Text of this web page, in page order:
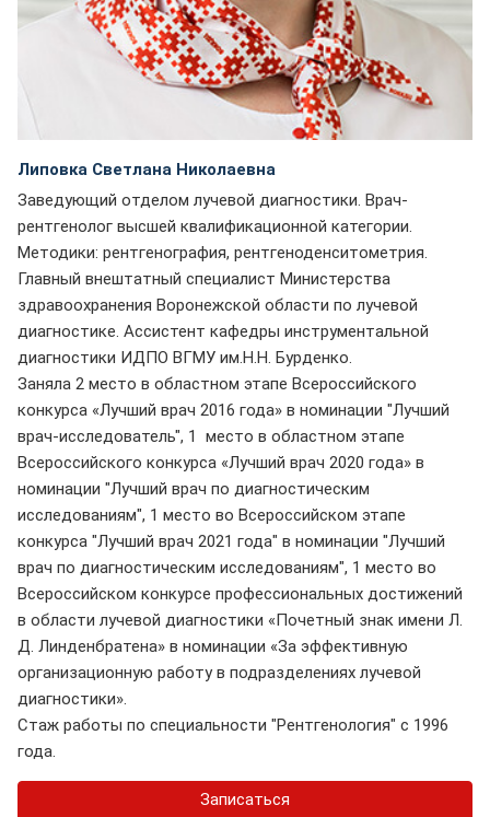
Липовка Светлана Николаевна
Заведующий отделом лучевой диагностики. Врач-
рентгенолог высшей квалификационной категории.
Методики: рентгенография, рентгеноденситометрия.
Главный внештатный специалист Министерства
здравоохранения Воронежской области по лучевой
диагностике. Ассистент кафедры инструментальной
диагностики ИДПО ВГМУ им.Н.Н. Бурденко.
Заняла 2 место в областном этапе Всероссийского
конкурса «Лучший врач 2016 года» в номинации "Лучший
врач-исследователь", 1 место в областном этапе
Всероссийского конкурса «Лучший врач 2020 года» в
номинации "Лучший врач по диагностическим
исследованиям", 1 место во Всероссийском этапе
конкурса "Лучший врач 2021 года" в номинации "Лучший
врач по диагностическим исследованиям", 1 место во
Всероссийском конкурсе профессиональных достижений
в области лучевой диагностики «Почетный знак имени Л.
Д. Линденбратена» в номинации «За эффективную
организационную работу в подразделениях лучевой
диагностики».
Стаж работы по специальности "Рентгенология" с 1996
года.
Записаться